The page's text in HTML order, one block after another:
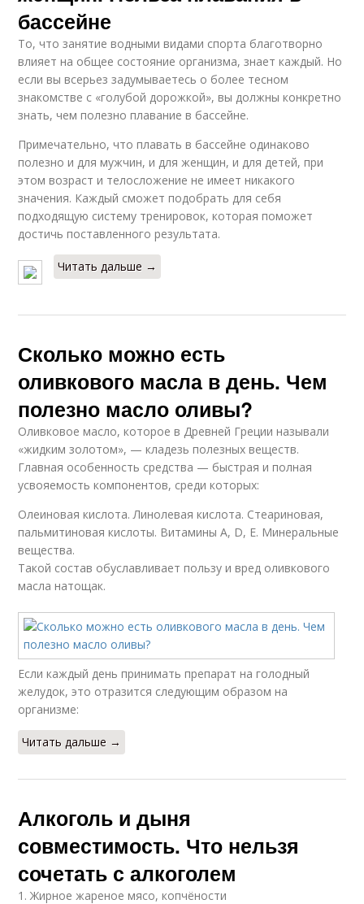
бассейне
То, что занятие водными видами спорта благотворно
влияет на общее состояние организма, знает каждый. Но
если вы всерьез задумываетесь о более тесном
знакомстве с «голубой дорожкой», вы должны конкретно
знать, чем полезно плавание в бассейне.
Примечательно, что плавать в бассейне одинаково
полезно и для мужчин, и для женщин, и для детей, при
этом возраст и телосложение не имеет никакого
значения. Каждый сможет подобрать для себя
подходящую систему тренировок, которая поможет
достичь поставленного результата.
Читать дальше →
Сколько можно есть
оливкового масла в день. Чем
полезно масло оливы?
Оливковое масло, которое в Древней Греции называли
«жидким золотом», — кладезь полезных веществ.
Главная особенность средства — быстрая и полная
усвояемость компонентов, среди которых:
Олеиновая кислота. Линолевая кислота. Стеариновая,
пальмитиновая кислоты. Витамины А, D, E. Минеральные
вещества.
Такой состав обуславливает пользу и вред оливкового
масла натощак.
Если каждый день принимать препарат на голодный
желудок, это отразится следующим образом на
организме:
Читать дальше →
Алкоголь и дыня
совместимость. Что нельзя
сочетать с алкоголем
1. Жирное жареное мясо, копчёности